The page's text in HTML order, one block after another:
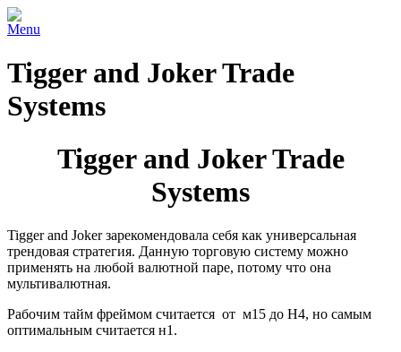
Menu
Tigger and Joker Trade
Systems
Tigger and Joker Trade
Systems
Tigger and Joker зарекомендовала себя как универсальная
трендовая стратегия. Данную торговую систему можно
применять на любой валютной паре, потому что она
мультивалютная.
Рабочим тайм фреймом считается от м15 до Н4, но самым
оптимальным считается н1.